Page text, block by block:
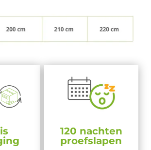
120 nachten
proefslapen